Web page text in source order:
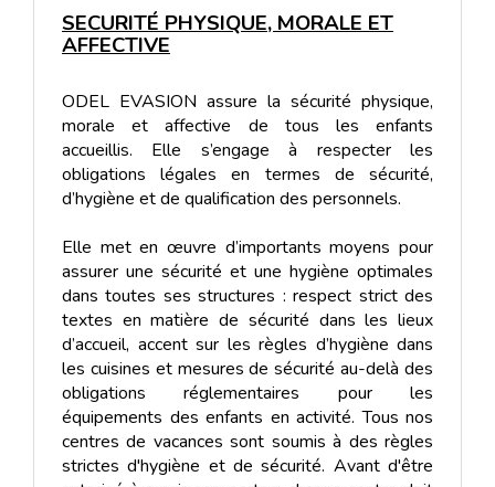
SECURITÉ PHYSIQUE, MORALE ET
AFFECTIVE
ODEL EVASION assure la sécurité physique,
morale et affective de tous les enfants
accueillis. Elle s’engage à respecter les
obligations légales en termes de sécurité,
d’hygiène et de qualification des personnels.
Elle met en œuvre d’importants moyens pour
assurer une sécurité et une hygiène optimales
dans toutes ses structures : respect strict des
textes en matière de sécurité dans les lieux
d’accueil, accent sur les règles d’hygiène dans
les cuisines et mesures de sécurité au-delà des
obligations réglementaires pour les
équipements des enfants en activité.Tous nos
centres de vacances sont soumis à des règles
strictes d'hygiène et de sécurité. Avant d'être